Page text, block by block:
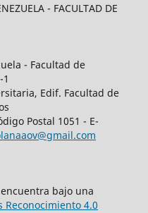
- FACULTAD DE
- Facultad de
Edif. Facultad de
Postal 1051 - E-
bajo una
Reconocimiento 4.0